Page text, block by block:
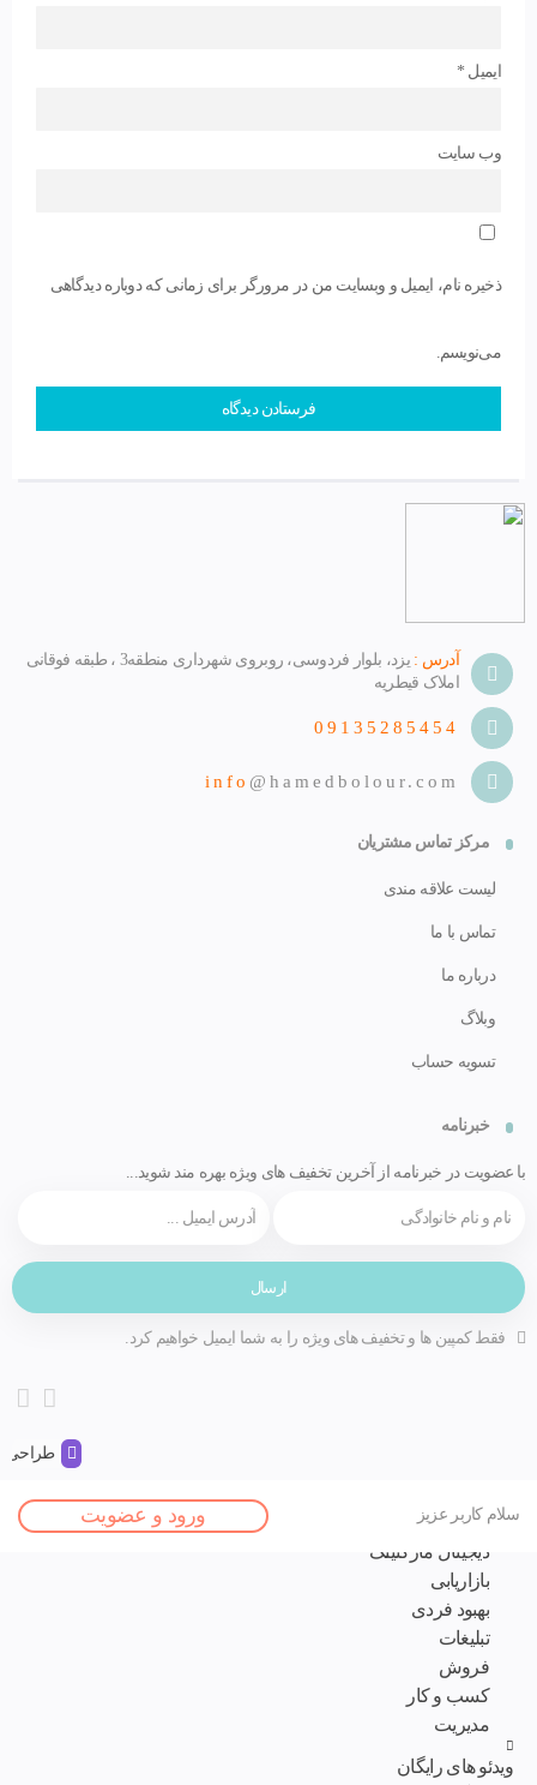
ایمیل *
وب‌ سایت
ذخیره نام، ایمیل و وبسایت من در مرورگر برای زمانی که دوباره دیدگاهی
می‌نویسم.
آدرس :
یزد، بلوار فردوسی، روبروی شهرداری منطقه3 ، طبقه فوقانی
املاک قیطریه
09135285454
info @hamedbolour.com
مرکز تماس مشتریان
لیست علاقه مندی
تماس با ما
درباره ما
وبلاگ
تسویه حساب
خبرنامه
با عضویت در خبرنامه از آخرین تخفیف های ویژه بهره مند شوید...
فقط کمپین ها و تخفیف های ویژه را به شما ایمیل خواهیم کرد.
طراحی
سلام کاربر عزیز ورود و عضویت
مقالات
دیجیتال مارکتینگ
بازاریابی
بهبود فردی
تبلیغات
فروش
کسب و کار
مدیریت
ویدئو های رایگان